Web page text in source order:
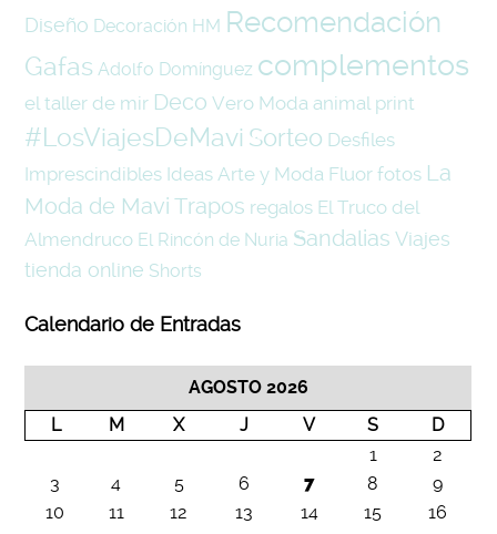
Diseño Decoración HM Recomendación
Gafas Adolfo Domínguez complementos
el taller de mir Deco Vero Moda animal print
#LosViajesDeMavi Sorteo Desfiles
Imprescindibles Ideas Arte y Moda Fluor fotos La
Moda de Mavi Trapos regalos El Truco del
Almendruco El Rincón de Nuria Sandalias Viajes
tienda online Shorts
Calendario de Entradas
AGOSTO 2026
L
M X J V S
D
1
2
3
4 5 6 7 8
9
10
11 12 13 14 15
16